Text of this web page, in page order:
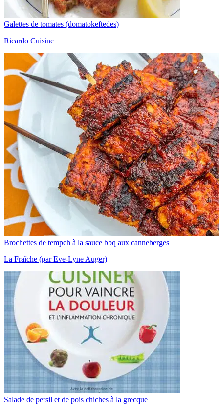
Galettes de tomates (domatokeftedes)
Ricardo Cuisine
Brochettes de tempeh à la sauce bbq aux canneberges
La Fraîche (par Eve-Lyne Auger)
Salade de persil et de pois chiches à la grecque